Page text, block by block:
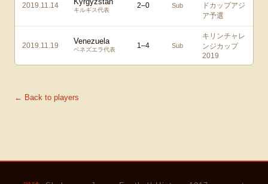
2019.11.14
キルギス代表
2–0 Sub
ドカップアジ
ア予選
2019.11.19 Venezuela
ベネズエラ代表 1–4 Sub
キリンチャレ
ンジカップ
2019
← Back to players